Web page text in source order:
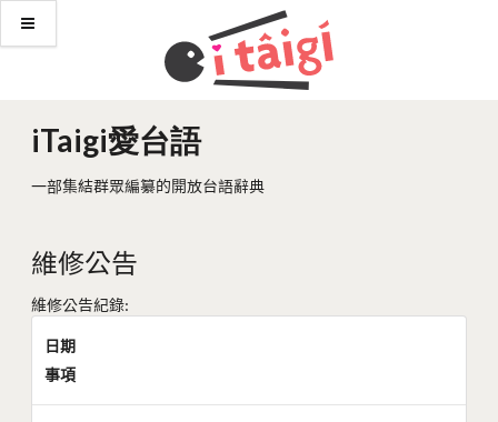
iTaigi愛台語
一部集結群眾編纂的開放台語辭典
維修公告
維修公告紀錄:
日期
事項